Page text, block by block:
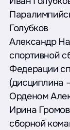
Голубков
Александр
спортивной
Федерации
(дисциплина
Орденом
Ирина
сборной